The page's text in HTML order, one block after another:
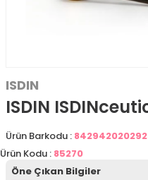
ISDIN
ISDIN
Ürün Barkodu :
Ürün Kodu : 85270
Öne Çıkan Bilgiler